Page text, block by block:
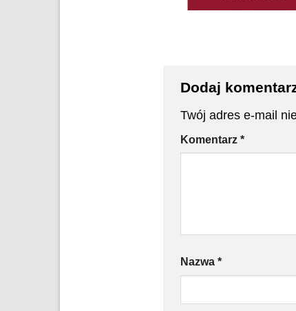
Dodaj
Twój adres e-mail
Komentarz *
Nazwa *